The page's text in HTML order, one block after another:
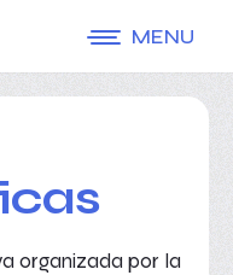
MENU
organizada por la